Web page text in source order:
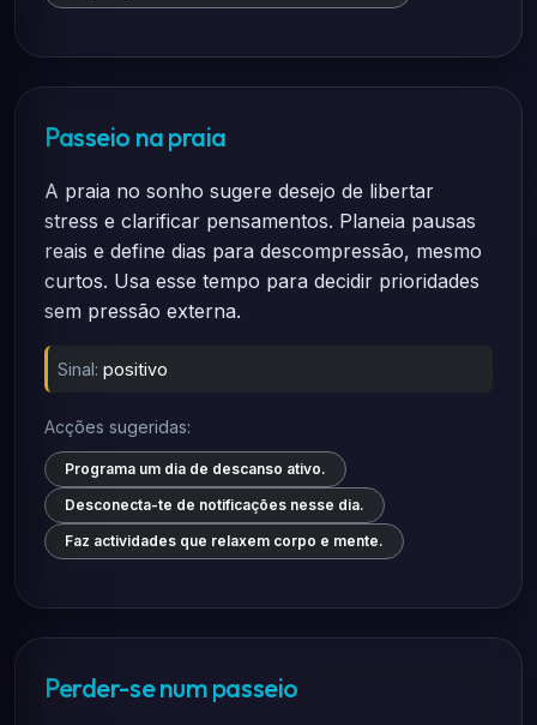
Passeio na praia
A praia no sonho sugere desejo de libertar
stress e clarificar pensamentos. Planeia pausas
reais e define dias para descompressão, mesmo
curtos. Usa esse tempo para decidir prioridades
sem pressão externa.
Sinal: positivo
Acções sugeridas:
Programa um dia de descanso ativo.
Desconecta-te de notificações nesse dia.
Faz actividades que relaxem corpo e mente.
Perder-se num passeio